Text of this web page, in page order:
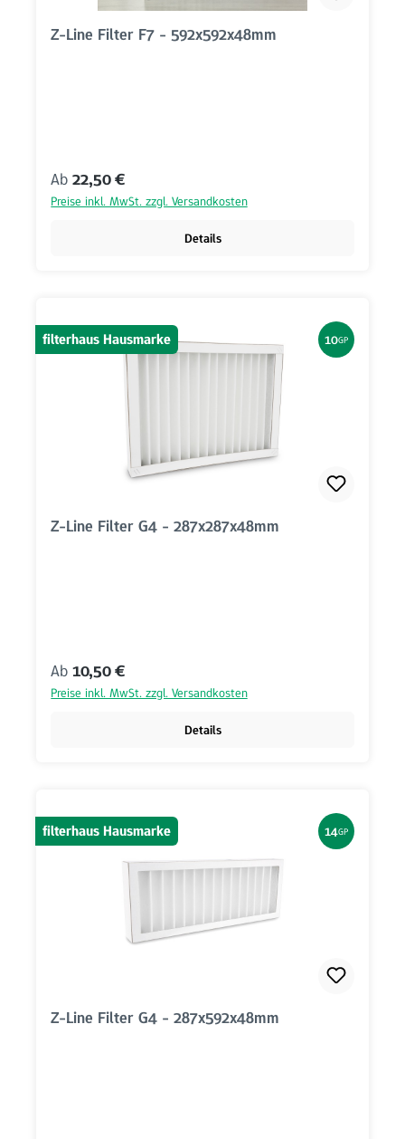
Z-Line Filter F7 - 592x592x48mm
Regulärer Preis:
Ab 22,50 €
Preise inkl. MwSt. zzgl. Versandkosten
Details
filterhaus Hausmarke 10GP
Z-Line Filter G4 - 287x287x48mm
Regulärer Preis:
Ab 10,50 €
Preise inkl. MwSt. zzgl. Versandkosten
Details
filterhaus Hausmarke 14GP
Z-Line Filter G4 - 287x592x48mm